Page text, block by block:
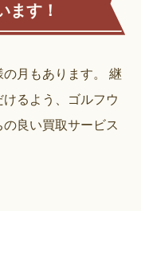
ます！
月もあります。
継
るよう、ゴルフウ
良い買取サービス